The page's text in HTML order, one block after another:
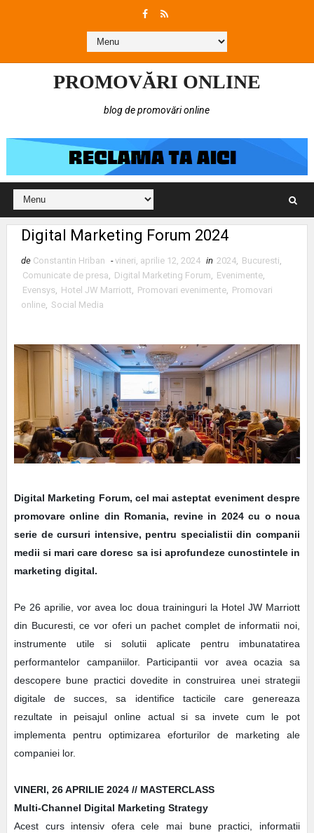
PROMOVĂRI ONLINE
blog de promovări online
Digital Marketing Forum 2024
de Constantin Hriban - vineri, aprilie 12, 2024 in 2024, Bucuresti,
Comunicate de presa, Digital Marketing Forum, Evenimente,
Evensys, Hotel JW Marriott, Promovari evenimente, Promovari
online, Social Media
Digital Marketing Forum, cel mai asteptat eveniment despre
promovare online din Romania, revine in 2024 cu o noua
serie de cursuri intensive, pentru specialistii din companii
medii si mari care doresc sa isi aprofundeze cunostintele in
marketing digital.
Pe 26 aprilie, vor avea loc doua traininguri la Hotel JW Marriott
din Bucuresti, ce vor oferi un pachet complet de informatii noi,
instrumente utile si solutii aplicate pentru imbunatatirea
performantelor campaniilor. Participantii vor avea ocazia sa
descopere bune practici dovedite in construirea unei strategii
digitale de succes, sa identifice tacticile care genereaza
rezultate in peisajul online actual si sa invete cum le pot
implementa pentru optimizarea eforturilor de marketing ale
companiei lor.
VINERI, 26 APRILIE 2024 // MASTERCLASS
Multi-Channel Digital Marketing Strategy
Acest curs intensiv ofera cele mai bune practici, informatii